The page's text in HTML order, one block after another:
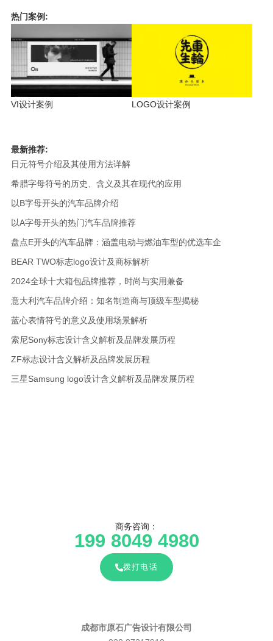
热门案例:
VI设计案例 LOGO设计案例
最新推荐:
日元符号介绍及其使用方法详解
希腊字母符号的历史、含义及其在现代的应用
以B字母开头的汽车品牌介绍
以A字母开头的热门汽车品牌推荐
盘点E开头的汽车品牌：涵盖电动与燃油车型的优选车企
BEAR TWO标志logo设计及商标解析
2024全球十大箱包品牌推荐，时尚与实用兼备
意大利汽车品牌介绍：知名制造商与顶级车型揭秘
蓝心表情符号的意义及使用场景解析
索尼Sony标志设计含义解析及品牌发展历程
ZF标志设计含义解析及品牌发展历程
三星Samsung logo设计含义解析及品牌发展历程
商务咨询：
199 8049 4980
拨打电话
成都市原石广告设计有限公司